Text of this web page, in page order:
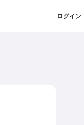
ログイン